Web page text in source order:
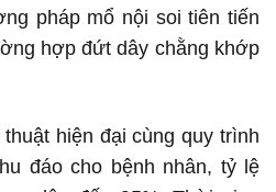
pháp mổ nội soi tiên tiến
hợp đứt dây chằng khớp
hiện đại cùng quy trình
đáo cho bệnh nhân, tỷ lệ